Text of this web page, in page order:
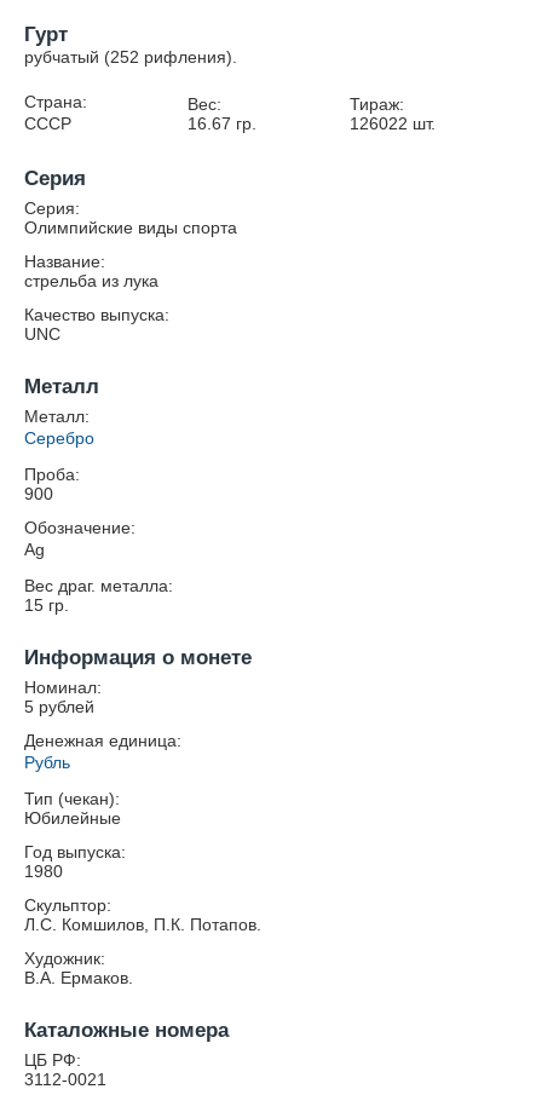
Гурт
рубчатый (252 рифления).
Страна:
СССР
Вес:
16.67 гр.
Тираж:
126022 шт.
Серия
Серия:
Олимпийские виды спорта
Название:
стрельба из лука
Качество выпуска:
UNC
Металл
Металл:
Серебро
Проба:
900
Обозначение:
Ag
Вес драг. металла:
15 гр.
Информация о монете
Номинал:
5 рублей
Денежная единица:
Рубль
Тип (чекан):
Юбилейные
Год выпуска:
1980
Скульптор:
Л.С. Комшилов, П.К. Потапов.
Художник:
В.А. Ермаков.
Каталожные номера
ЦБ РФ:
3112-0021